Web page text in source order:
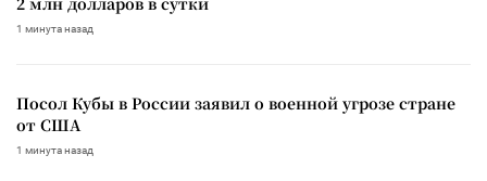
1 минута назад
Посол Кубы в России заявил о военной угрозе стране
от США
1 минута назад